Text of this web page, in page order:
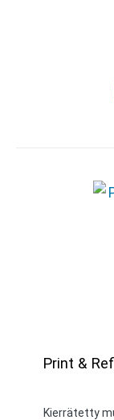
Print &
Kierrätetty